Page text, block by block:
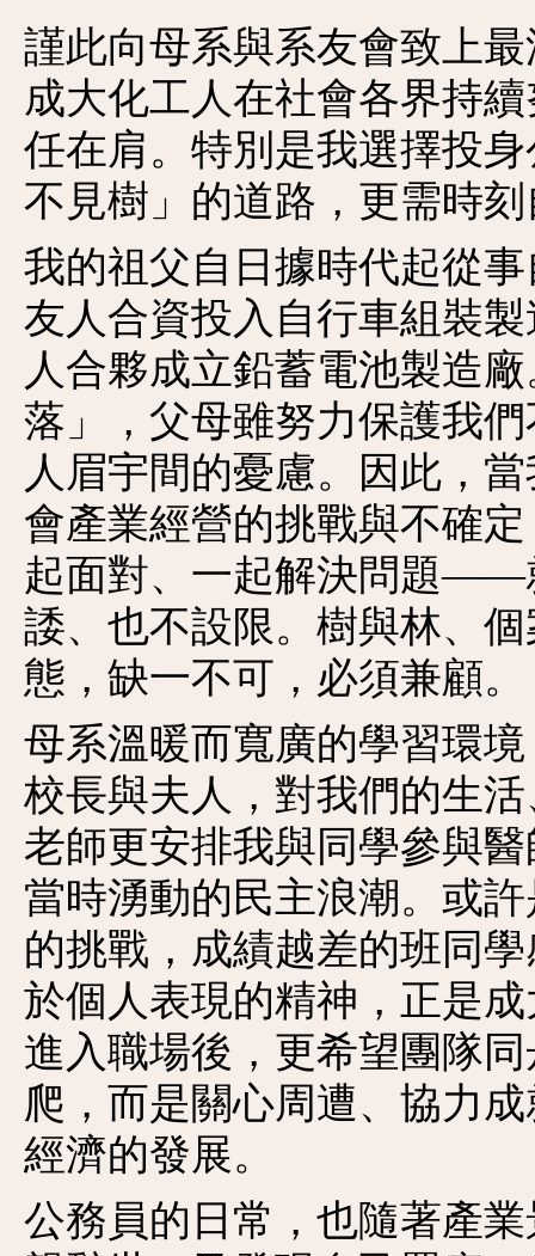
謹此向母系與系友會致上
成大化工人在社會各界持
任在肩。特別是我選擇投
不見樹」的道路，更需時
我的祖父自日據時代起從
友人合資投入自行車組裝
人合夥成立鉛蓄電池製造
落」，父母雖努力保護我
人眉宇間的憂慮。因此，
會產業經營的挑戰與不確
起面對、一起解決問題——
諉、也不設限。樹與林、
態，缺一不可，必須兼顧。
母系溫暖而寬廣的學習環
校長與夫人，對我們的生
老師更安排我與同學參與
當時湧動的民主浪潮。或
的挑戰，成績越差的班同
於個人表現的精神，正是
進入職場後，更希望團隊
爬，而是關心周遭、協力
經濟的發展。
公務員的日常，也隨著產